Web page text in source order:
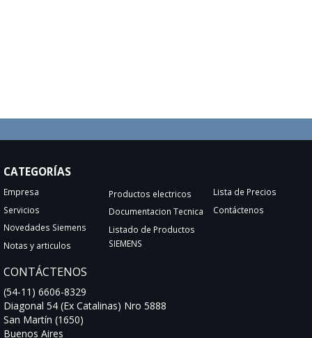
CATEGORÍAS
Empresa
Servicios
Novedades Siemens
Notas y articulos
Productos electricos
Documentacion Tecnica
Listado de Productos
SIEMENS
Lista de Precios
Contáctenos
CONTÁCTENOS
(54-11) 6606-8329
Diagonal 54 (Ex Catalinas) Nro 5888
San Martín (1650)
Buenos Aires